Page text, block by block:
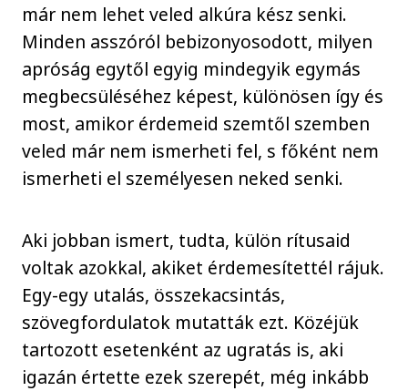
már nem lehet veled alkúra kész senki.
Minden asszóról bebizonyosodott, milyen
apróság egytől egyig mindegyik egymás
megbecsüléséhez képest, különösen így és
most, amikor érdemeid szemtől szemben
veled már nem ismerheti fel, s főként nem
ismerheti el személyesen neked senki.
Aki jobban ismert, tudta, külön rítusaid
voltak azokkal, akiket érdemesítettél rájuk.
Egy-egy utalás, összekacsintás,
szövegfordulatok mutatták ezt. Közéjük
tartozott esetenként az ugratás is, aki
igazán értette ezek szerepét, még inkább